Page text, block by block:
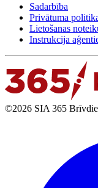
Sadarbība
Privātuma
Lietošanas
Instrukcija
©2026 SIA 365